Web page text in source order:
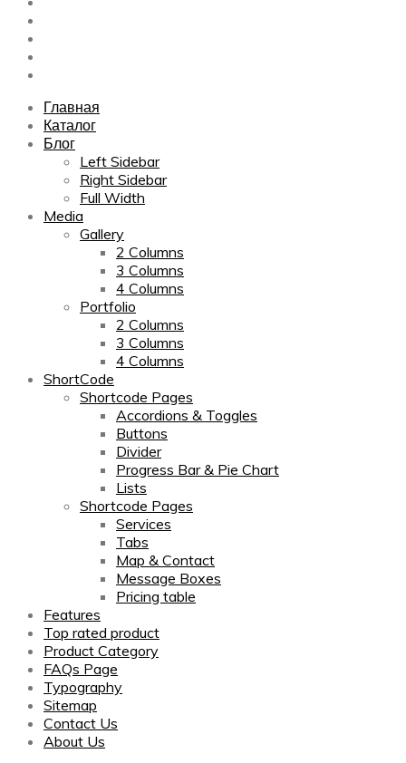
Главная
Каталог
Блог
Left Sidebar
Right Sidebar
Full Width
Media
Gallery
2 Columns
3 Columns
4 Columns
Portfolio
2 Columns
3 Columns
4 Columns
ShortCode
Shortcode Pages
Accordions & Toggles
Buttons
Divider
Progress Bar & Pie Chart
Lists
Shortcode Pages
Services
Tabs
Map & Contact
Message Boxes
Pricing table
Features
Top rated product
Product Category
FAQs Page
Typography
Sitemap
Contact Us
About Us